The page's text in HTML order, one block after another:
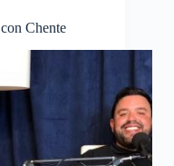
Chente